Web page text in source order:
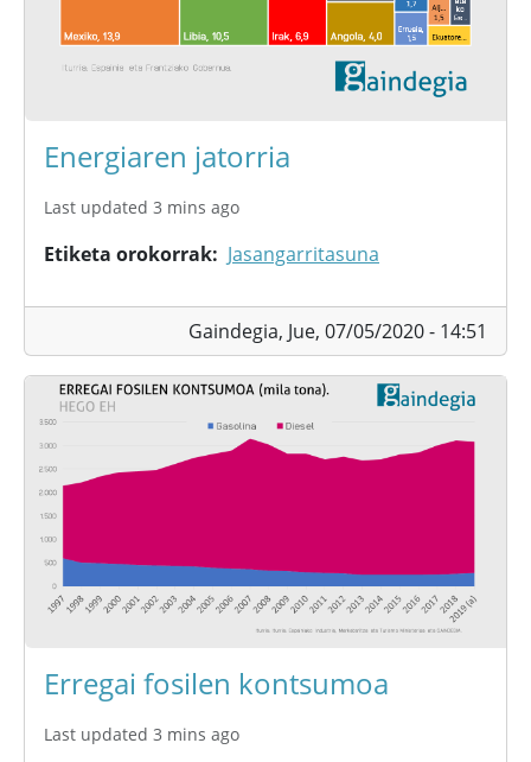
Energiaren jatorria
Last updated 3 mins ago
Etiketa orokorrak Jasangarritasuna
Gaindegia, Jue, 07/05/2020 - 14:51
Erregai fosilen kontsumoa
Last updated 3 mins ago